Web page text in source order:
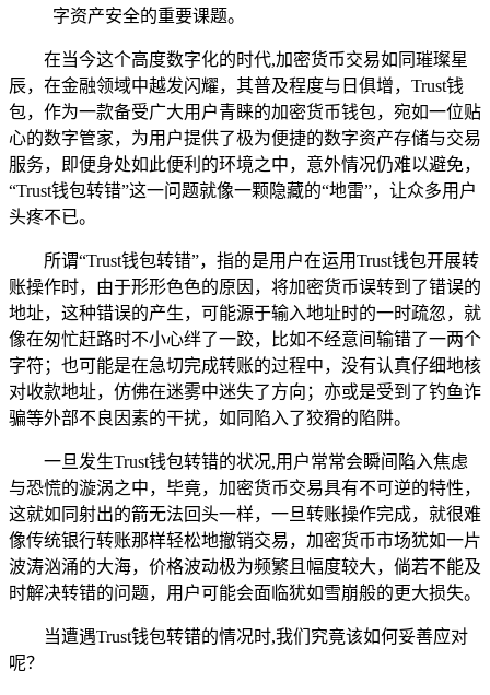
字资产安全的重要课题。
在当今这个高度数字化的时代,加密货币交易如同璀璨星
辰，在金融领域中越发闪耀，其普及程度与日俱增，Trust钱
包，作为一款备受广大用户青睐的加密货币钱包，宛如一位贴
心的数字管家，为用户提供了极为便捷的数字资产存储与交易
服务，即便身处如此便利的环境之中，意外情况仍难以避免，
“Trust钱包转错”这一问题就像一颗隐藏的“地雷”，让众多用户
头疼不已。
所谓“Trust钱包转错”，指的是用户在运用Trust钱包开展转
账操作时，由于形形色色的原因，将加密货币误转到了错误的
地址，这种错误的产生，可能源于输入地址时的一时疏忽，就
像在匆忙赶路时不小心绊了一跤，比如不经意间输错了一两个
字符；也可能是在急切完成转账的过程中，没有认真仔细地核
对收款地址，仿佛在迷雾中迷失了方向；亦或是受到了钓鱼诈
骗等外部不良因素的干扰，如同陷入了狡猾的陷阱。
一旦发生Trust钱包转错的状况,用户常常会瞬间陷入焦虑
与恐慌的漩涡之中，毕竟，加密货币交易具有不可逆的特性，
这就如同射出的箭无法回头一样，一旦转账操作完成，就很难
像传统银行转账那样轻松地撤销交易，加密货币市场犹如一片
波涛汹涌的大海，价格波动极为频繁且幅度较大，倘若不能及
时解决转错的问题，用户可能会面临犹如雪崩般的更大损失。
当遭遇Trust钱包转错的情况时,我们究竟该如何妥善应对
呢？